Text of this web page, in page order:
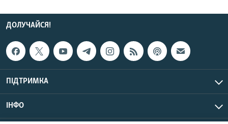
ДОЛУЧАЙСЯ!
ПІДТРИМКА
ІНФО